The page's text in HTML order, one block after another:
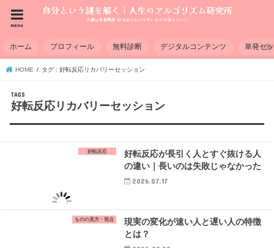
menu
ホーム プロフィール 無料診断 デジタルコンテンツ 単発セ
HOME タグ : 好転反応リカバリーセッション
好転反応リカバリーセッション
好転反応
好転反応が長引く人とすぐ抜ける人
の違い｜長いのは失敗じゃなかった
2026.07.17
ものの見方・視点
現実の変化が速い人と遅い人の特徴
とは？